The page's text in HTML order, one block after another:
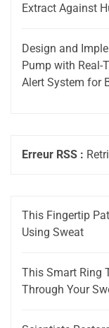
Extract Against
Design and
Pump with Real-
Alert System for
Erreur RSS :
This Fingertip
Using Sweat
This Smart Ring
Through Your